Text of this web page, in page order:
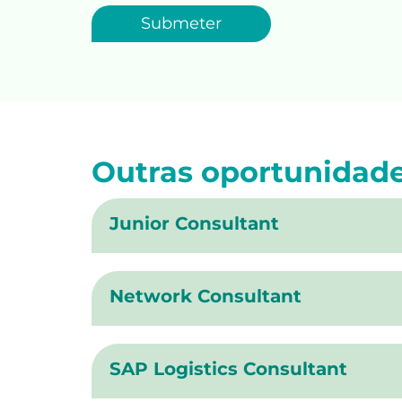
Outras
Junior Consultant
Network Consultant
SAP Logistics Consultant